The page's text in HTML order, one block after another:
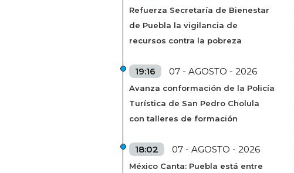
Refuerza Secretaría de Bienestar
de Puebla la vigilancia de
recursos contra la pobreza
19:16 07 - AGOSTO - 2026
Avanza conformación de la Policía
Turística de San Pedro Cholula
con talleres de formación
18:02 07 - AGOSTO - 2026
México Canta: Puebla está entre